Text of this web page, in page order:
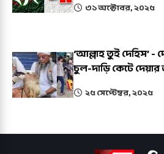
৩১ অক্টোবর, ২০২৫
‘আল্লাহ তুই দেহিস’
চুল-দাড়ি কেটে
২৫ সেপ্টেম্বর, ২০২৫